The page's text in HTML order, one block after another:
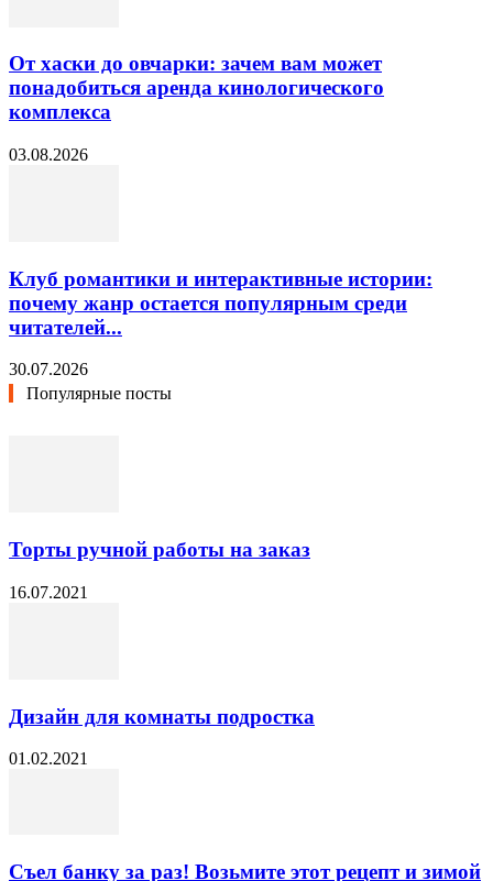
От хаски до овчарки: зачем вам может
понадобиться аренда кинологического
комплекса
03.08.2026
Клуб романтики и интерактивные истории:
почему жанр остается популярным среди
читателей...
30.07.2026
Популярные посты
Торты ручной работы на заказ
16.07.2021
Дизайн для комнаты подростка
01.02.2021
Съел банку за раз! Возьмите этот рецепт и зимой